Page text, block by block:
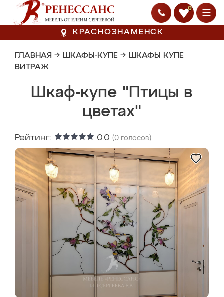
0
КРАСНОЗНАМЕНСК
ГЛАВНАЯ → ШКАФЫ-КУПЕ → ШКАФЫ КУПЕ
ВИТРАЖ
Шкаф-купе "Птицы в
цветах"
Рейтинг: 0.0 (0 голосов)